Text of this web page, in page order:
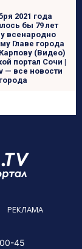
2021 года
бы 79 лет
всенародно
Главе города
(Видео)
портал Сочи |
— все новости
города
РЕКЛАМА
45